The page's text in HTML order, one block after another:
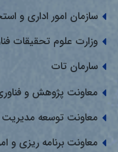
سازمان امور اداری و
وزارت علوم تحقیقات
سارمان تات
معاونت پژوهش و
معاونت توسعه مدیریت
معاونت برنامه ریزی و